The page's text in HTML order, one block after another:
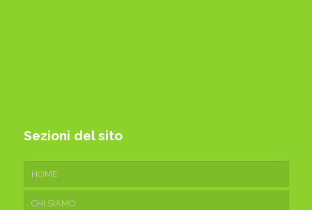
Sezioni del sito
HOME
CHI SIAMO